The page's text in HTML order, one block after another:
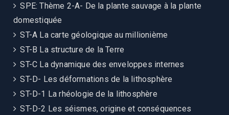
SPE: Thème 2-A- De la plante sauvage à la plante
domestiquée
ST-A La carte géologique au millionième
ST-B La structure de la Terre
ST-C La dynamique des enveloppes internes
ST-D- Les déformations de la lithosphère
ST-D-1 La rhéologie de la lithosphère
ST-D-2 Les séismes, origine et conséquences